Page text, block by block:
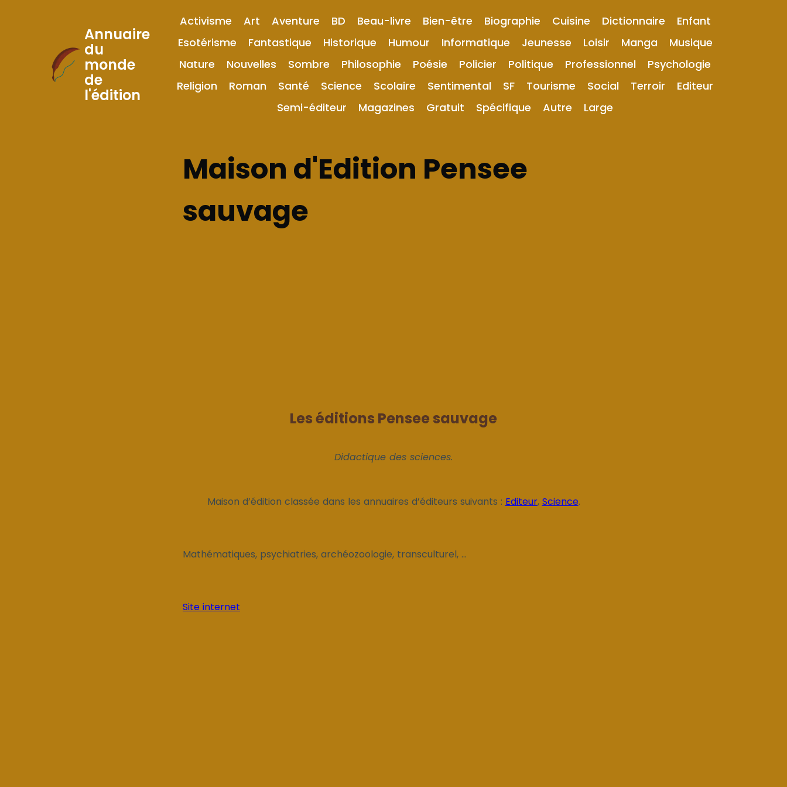
Skip
to
Content
Annuaire
du
monde
de
l'édition
Activisme Art Aventure BD Beau-livre Bien-être Biographie Cuisine Dictionnaire
Enfant
Esotérisme
Fantastique Historique Humour Informatique Jeunesse Loisir Manga
Musique
Nature
Nouvelles Sombre Philosophie Poésie Policier Politique Professionnel
Psychologie
Religion
Roman Santé Science Scolaire Sentimental SF Tourisme Social Terroir
Editeur
Semi-éditeur
Magazines Gratuit Spécifique Autre Large
Maison d'Edition Pensee
sauvage
Les éditions Pensee sauvage
Didactique des sciences.
Maison d’édition classée dans les annuaires d’éditeurs suivants : Editeur, Science.
Mathématiques, psychiatries, archéozoologie, transculturel, ...
Site internet